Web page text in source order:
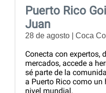
Puerto Rico
Juan
28 de agosto | Coca
Conecta con expertos,
mercados, accede a
sé parte de la
a Puerto Rico como un
nivel mundial.